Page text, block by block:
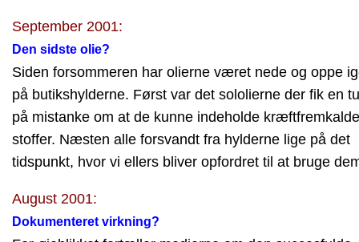
September 2001:
Den sidste olie?
Siden forsommeren har olierne været nede og oppe
på butikshylderne. Først var det sololierne der fik en
på mistanke om at de kunne indeholde
stoffer. Næsten alle forsvandt fra hylderne lige på det
tidspunkt, hvor vi ellers bliver opfordret til at bruge
August 2001:
Dokumenteret virkning?